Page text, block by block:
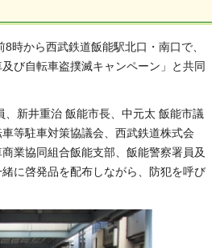
時から西武鉄道飯能駅北口・南口で、
び自転車盗撲滅キャンペーン」と共同
、新井重治 飯能市長、中元太 飯能市議
等駐車対策協議会、西武鉄道株式会
業協同組合飯能支部、飯能警察署員及
に啓発品を配布しながら、防犯を呼び